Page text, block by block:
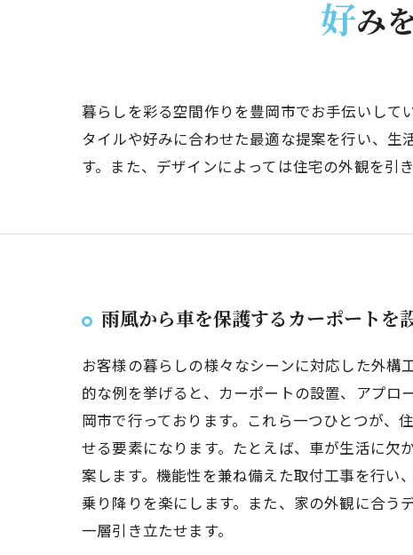
好み
暮らしを彩る空間作りを豊岡市でお手伝いして
タイルや好みに合わせた最適な提案を行い、生
す。また、デザインによっては住宅の外観を引
雨風から車を保護するカーポートを
お客様の暮らしの様々なシーンに対応した外構
的な例を挙げると、カーポートの設置、アプロ
岡市で行っております。これら一つひとつが、
せる要素になります。たとえば、車が生活に欠
案します。機能性を兼ね備えた取付工事を行い
乗り降りを楽にします。また、家の外観に合う
一層引き立たせます。